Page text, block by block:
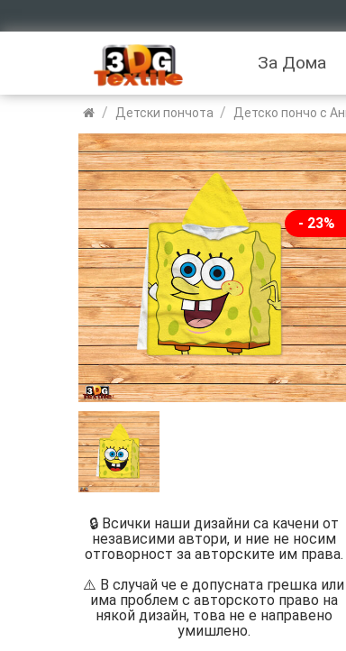
За Дома
/ Детски пончота / Детско пончо с
- 23%
🔒 Всички наши дизайни са качени от
независими автори, и ние не носим
отговорност за авторските им права.
⚠️ В случай че е допусната грешка или
има проблем с авторското право на
някой дизайн, това не е направено
умишлено.